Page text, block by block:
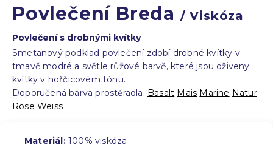
Povlečení Breda / Viskóza
Povlečení s drobnými kvítky
Smetanový podklad povlečení zdobí drobné kvítky v
tmavě modré a světle růžové barvě, které jsou oživeny
kvítky v hořčicovém tónu.
Doporučená barva prostěradla: Basalt Mais Marine Natur
Rose Weiss
Materiál:100% viskóza